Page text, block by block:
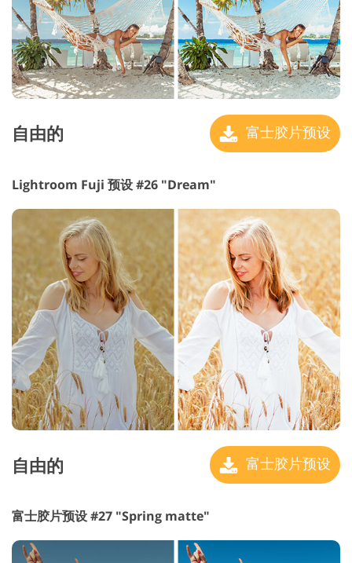
自由的 富士胶片预设
Lightroom Fuji 预设 #26 "Dream"
自由的 富士胶片预设
富士胶片预设 #27 "Spring matte"